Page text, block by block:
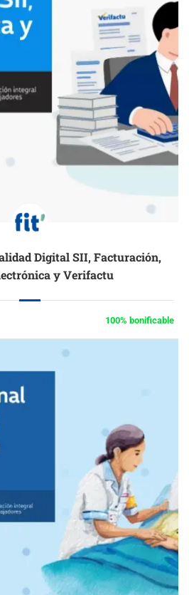
Digital SII, Facturación,
y Verifactu
100% bonificable